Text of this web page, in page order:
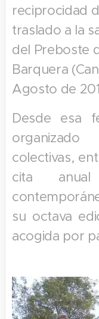
reciprocidad
traslado a la
del Preboste
Barquera
Agosto de
Desde esa
colectivas,
cita
su octava
acogida por